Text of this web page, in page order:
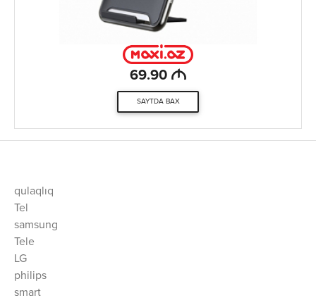
69.90 M
SAYTDA BAX
qulaqlıq
Tel
samsung
Tele
LG
philips
smart